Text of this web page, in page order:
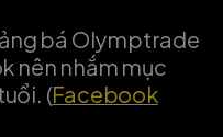
bá Olymptrade
nên nhắm mục
(Facebook